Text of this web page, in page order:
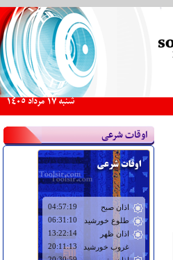
شنبه 17 مرداد 1405
اوقات شرعی